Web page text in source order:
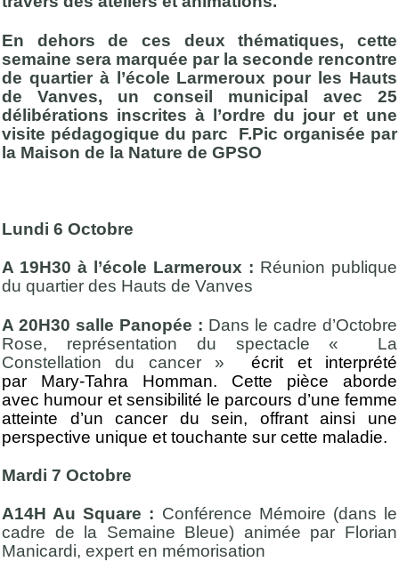
En dehors de ces deux thématiques, cette
semaine sera marquée par la seconde rencontre
de quartier à l’école Larmeroux pour les Hauts
de Vanves, un conseil municipal avec 25
délibérations inscrites à l’ordre du jour et une
visite pédagogique du parc F.Pic organisée par
la Maison de la Nature de GPSO
Lundi 6 Octobre
A 19H30 à l’école Larmeroux : Réunion publique
du quartier des Hauts de Vanves
A 20H30 salle Panopée : Dans le cadre d’Octobre
Rose, représentation du spectacle « La
Constellation du cancer »
écrit et interprété
par Mary-Tahra Homman. Cette pièce aborde
avec humour et sensibilité le parcours d’une femme
atteinte d’un cancer du sein, offrant ainsi une
perspective unique et touchante sur cette maladie.
Mardi 7 Octobre
A14H Au Square : Conférence Mémoire (dans le
cadre de la Semaine Bleue) animée par Florian
Manicardi, expert en mémorisation